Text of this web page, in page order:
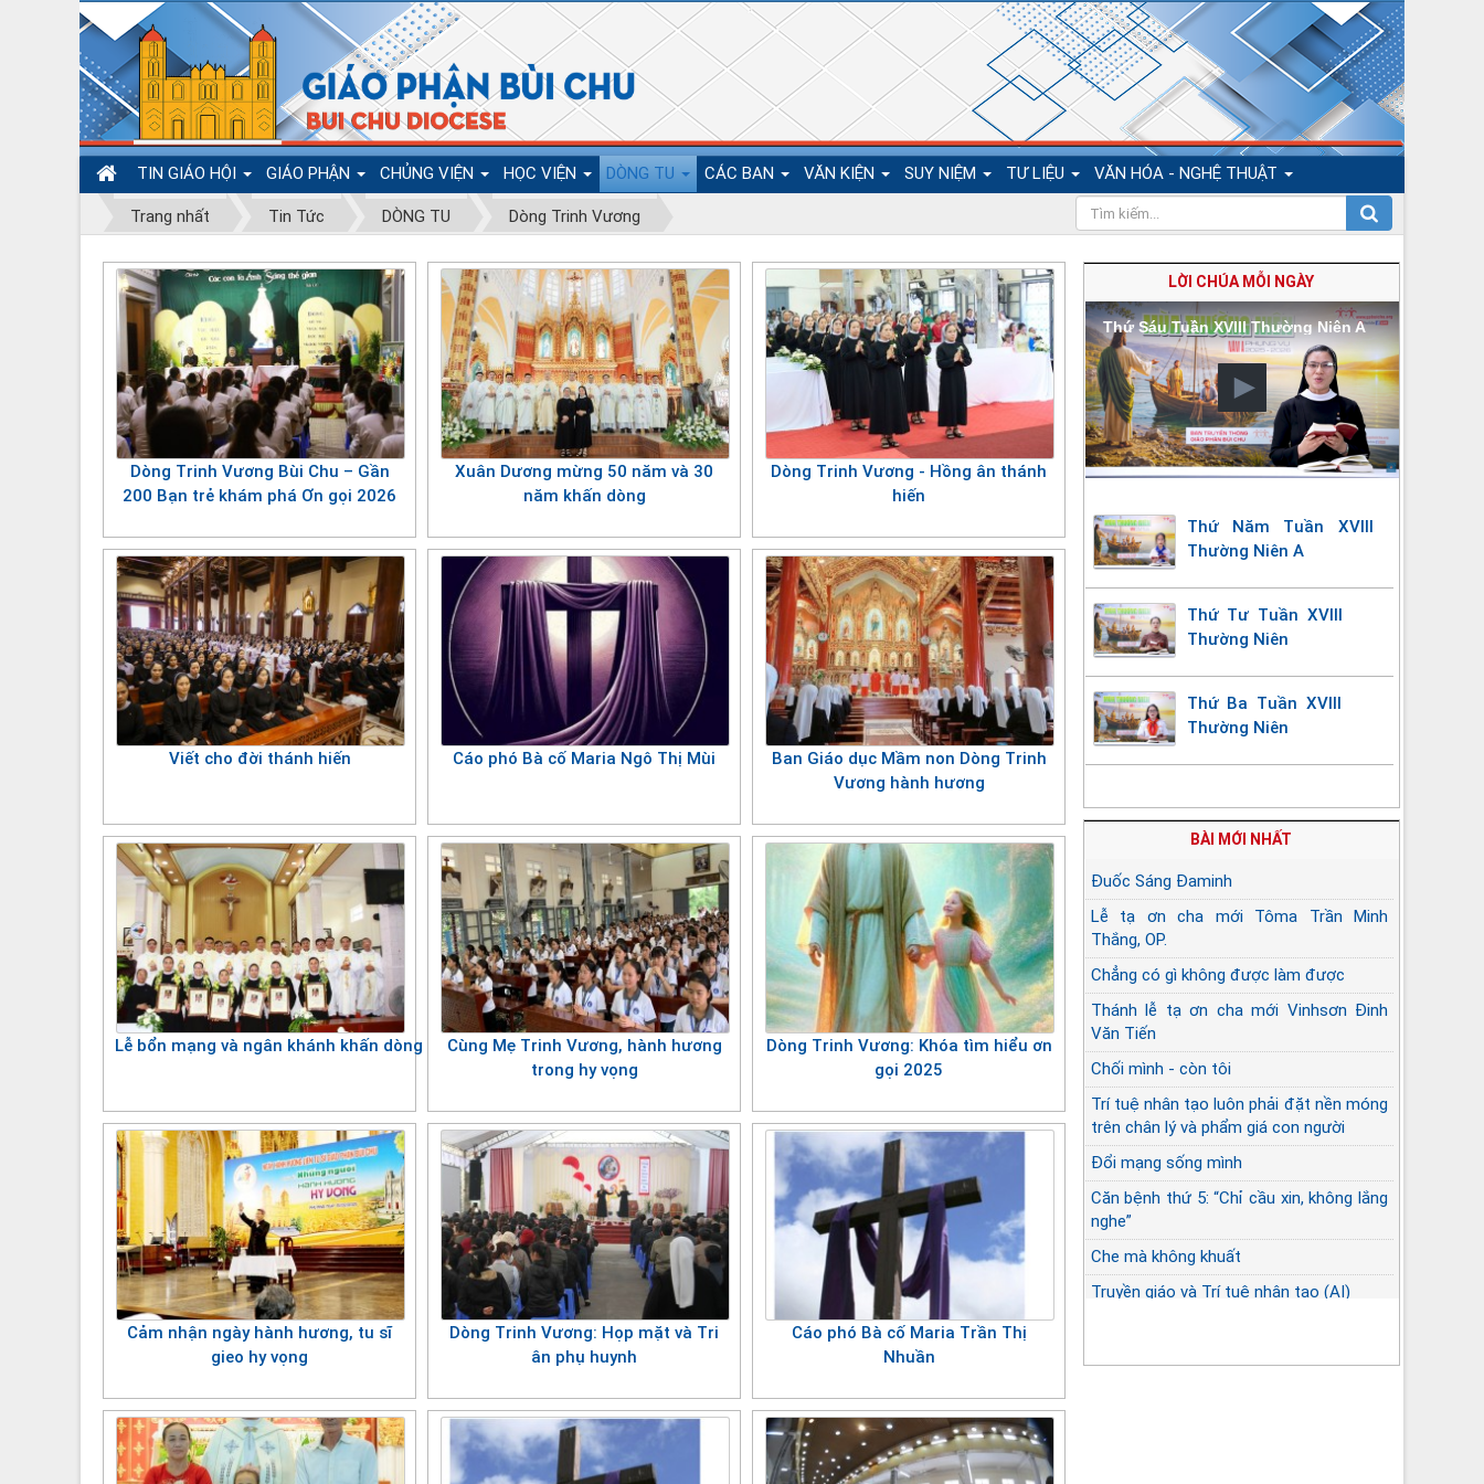
TIN GIÁO HỘI GIÁO PHẬN CHỦNG VIỆN HỌC VIỆN DÒNG TU CÁC BAN VĂN KIỆN SUY NIỆM TƯ LIỆU VĂN HÓA - NGHỆ THUẬT
Trang nhất Tin Tức DÒNG TU Dòng Trinh Vương
Dòng Trinh Vương Bùi Chu – Gần
200 Bạn trẻ khám phá Ơn gọi 2026
Xuân Dương mừng 50 năm và 30
năm khấn dòng
Dòng Trinh Vương - Hồng ân thánh
hiến
Viết cho đời thánh hiến Cáo phó Bà cố Maria Ngô Thị Mùi
Ban Giáo dục Mầm non Dòng Trinh
Vương hành hương
Lễ bổn mạng và ngân khánh khấn dòng Trinh VươngCùng Mẹ Trinh Vương, hành hương
trong hy vọng
Dòng Trinh Vương: Khóa tìm hiểu ơn
gọi 2025
Cảm nhận ngày hành hương, tu sĩ
gieo hy vọng
Dòng Trinh Vương: Họp mặt và Tri
ân phụ huynh
Cáo phó Bà cố Maria Trần Thị
Nhuần
LỜI CHÚA MỖI NGÀY
Thứ Sáu Tuần XVIII Thường Niên A
Thứ Năm Tuần XVIII
Thường Niên A
Thứ Tư Tuần XVIII
Thường Niên
Thứ Ba Tuần XVIII
Thường Niên
BÀI MỚI NHẤT
Đuốc Sáng Đaminh
Lễ tạ ơn cha mới Tôma Trần Minh
Thắng, OP.
Chẳng có gì không được làm được
Thánh lễ tạ ơn cha mới Vinhsơn Đinh
Văn Tiến
Chối mình - còn tôi
Trí tuệ nhân tạo luôn phải đặt nền móng
trên chân lý và phẩm giá con người
Đổi mạng sống mình
Căn bệnh thứ 5: “Chỉ cầu xin, không lắng
nghe”
Che mà không khuất
Truyền giáo và Trí tuệ nhân tạo (AI)